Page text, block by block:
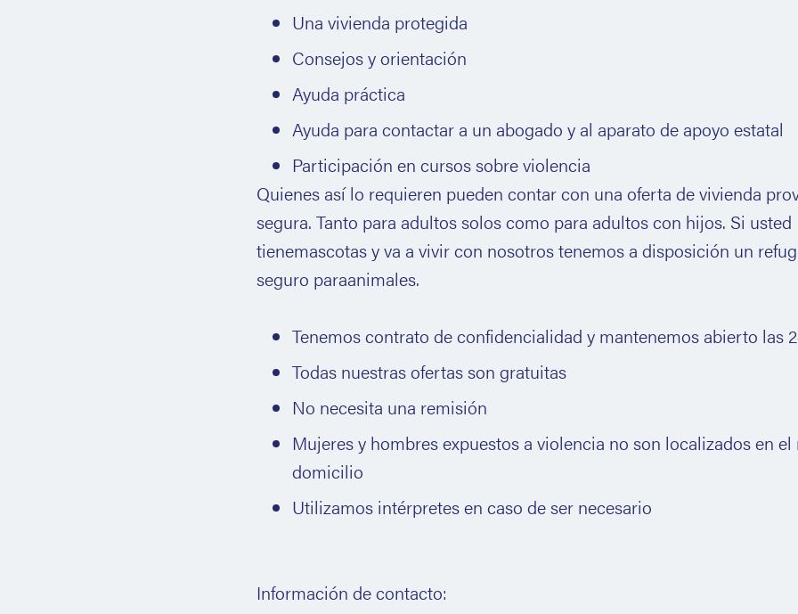
Una vivienda protegida
Consejos y orientación
Ayuda práctica
Ayuda para contactar a un abogado y al aparato de apoyo estatal
Participación en cursos sobre violencia
Quienes así lo requieren pueden contar con una oferta de vivienda
segura. Tanto para adultos solos como para adultos con hijos. Si usted
tienemascotas y va a vivir con nosotros tenemos a disposición un
seguro paraanimales.
Tenemos contrato de confidencialidad y mantenemos abierto las
Todas nuestras ofertas son gratuitas
No necesita una remisión
Mujeres y hombres expuestos a violencia no son localizados en
domicilio
Utilizamos intérpretes en caso de ser necesario
Información de contacto: